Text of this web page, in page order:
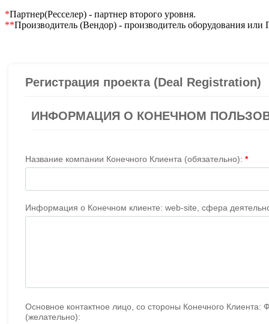
*Партнер(Ресселер) - партнер второго уровня.
**Производитель (Вендор) - производитель оборудования